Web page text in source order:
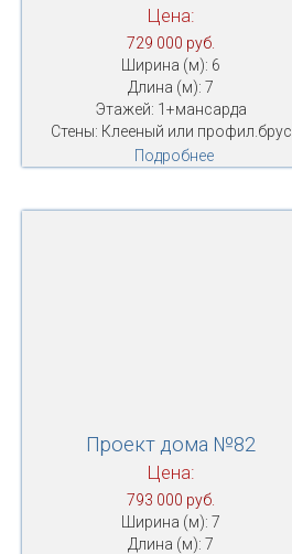
Цена:
729 000 руб.
Ширина (м): 6
Длина (м): 7
Этажей: 1+мансарда
Стены: Клееный или профил.брус
Подробнее
Проект дома №82
Цена:
793 000 руб.
Ширина (м): 7
Длина (м): 7